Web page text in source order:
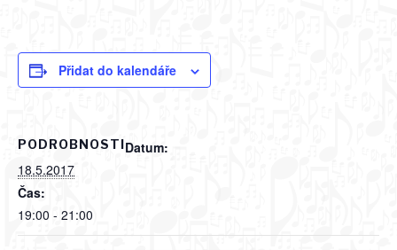
Přidat do kalendáře
PODROBNOSTIDatum:
18.5.2017
Čas:
19:00 - 21:00